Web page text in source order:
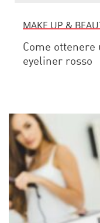
MAKE UP &
Come ottenere
eyeliner rosso